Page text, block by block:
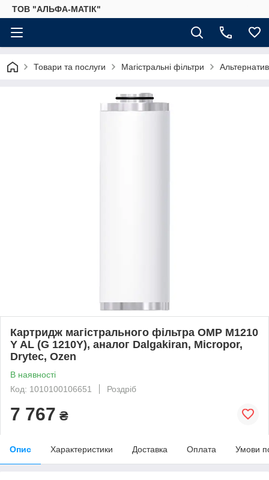
ТОВ "АЛЬФА-МАТІК"
Товари та послуги Магістральні фільтри
Картридж магістрального фільтра OMP M1210
Y AL (G 1210Y), аналог Dalgakiran, Micropor,
Drytec, Ozen
В наявності
Код: 1010100106651
Роздріб
7 767 ₴
Опис Характеристики Доставка Оплата Умови